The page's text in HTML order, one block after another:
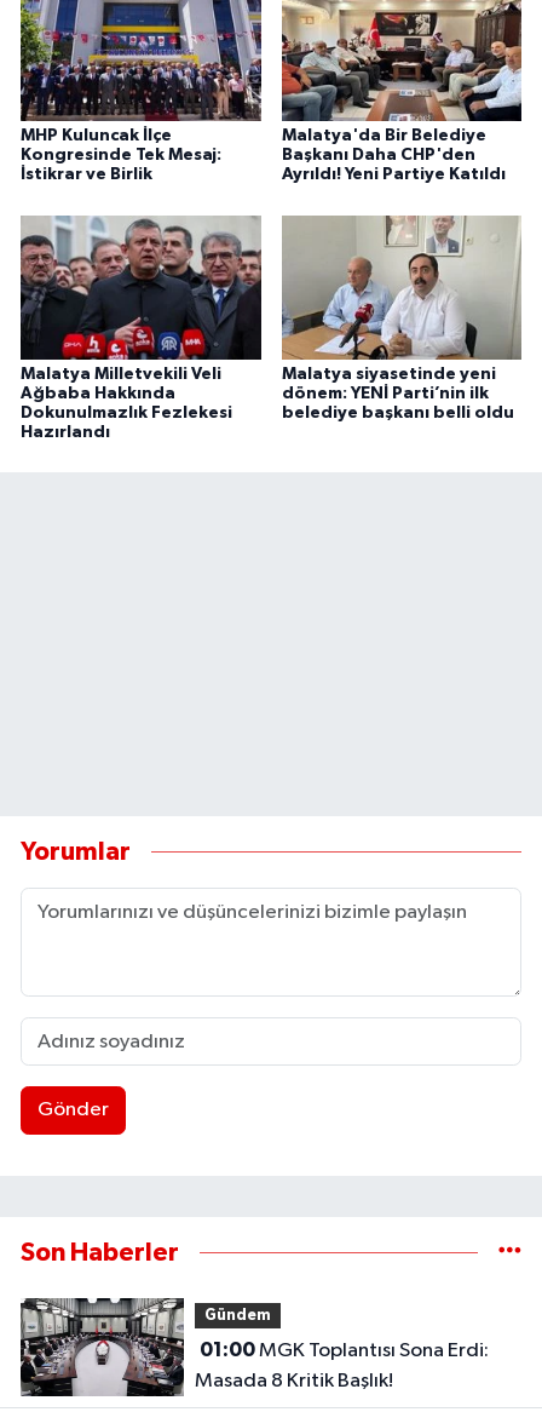
MHP Kuluncak İlçe
Kongresinde Tek Mesaj:
İstikrar ve Birlik
Malatya'da Bir Belediye
Başkanı Daha CHP'den
Ayrıldı! Yeni Partiye Katıldı
Malatya Milletvekili Veli
Ağbaba Hakkında
Dokunulmazlık Fezlekesi
Hazırlandı
Malatya siyasetinde yeni
dönem: YENİ Parti’nin ilk
belediye başkanı belli oldu
Yorumlar
Gönder
Son Haberler
Gündem
01:00MGK Toplantısı Sona Erdi:
Masada 8 Kritik Başlık!